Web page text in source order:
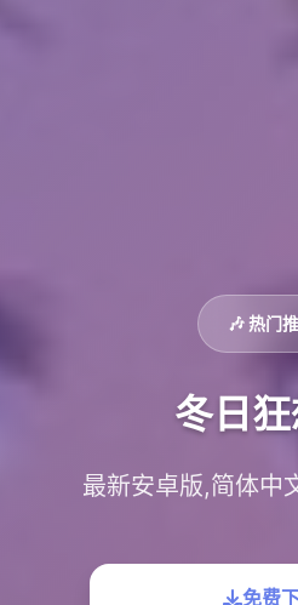
🎶 热门
冬日
最新安卓版,简体中
免费